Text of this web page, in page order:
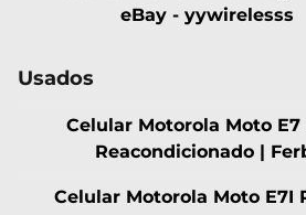
eBay - yywirelesss
Usados
Celular Motorola Moto E7
Reacondicionado |
Celular Motorola Moto E7I